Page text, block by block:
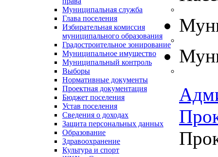
Муниципальная служба
Глава поселения
Избирательная комиссия
муниципального образования
Градостроительное зонирование
Муниципальное имущество
Муниципальный контроль
Выборы
Нормативные документы
Проектная документация
Бюджет поселения
Устав поселения
Сведения о доходах
Защита персональных данных
Образование
Здравоохранение
Культура и спорт